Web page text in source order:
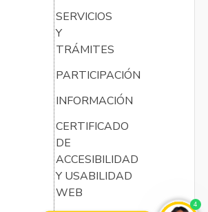
SERVICIOS
Y
TRÁMITES
PARTICIPACIÓN
INFORMACIÓN
CERTIFICADO
DE
ACCESIBILIDAD
Y USABILIDAD
WEB
4